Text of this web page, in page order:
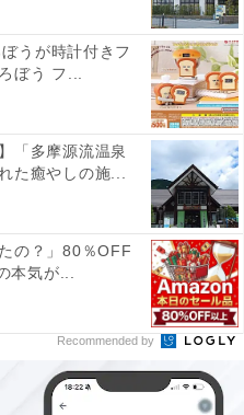
能性があります
テル】「奥湯野浜温泉 龍の
りが楽しめる静かな一軒宿
うが時計付きフ
ぼう フ...
「多摩源流温泉
た癒やしの施...
の？」80％OFF
本気が...
Recommended by